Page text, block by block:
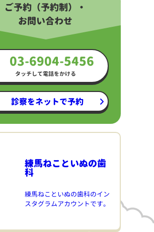
ご予約（予約制）・
お問い合わせ
03-6904-5456
タッチして電話をかける
診察をネットで予約
練馬ねこといぬの歯
科
練馬ねこといぬの歯科のイン
スタグラムアカウントです。